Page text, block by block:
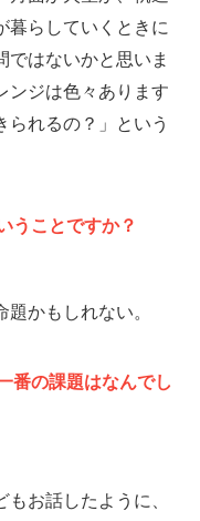
暮らしていくときに
ではないかと思いま
ンジは色々あります
られるの？」という
うことですか？
かもしれない。
番の課題はなんでし
お話したように、